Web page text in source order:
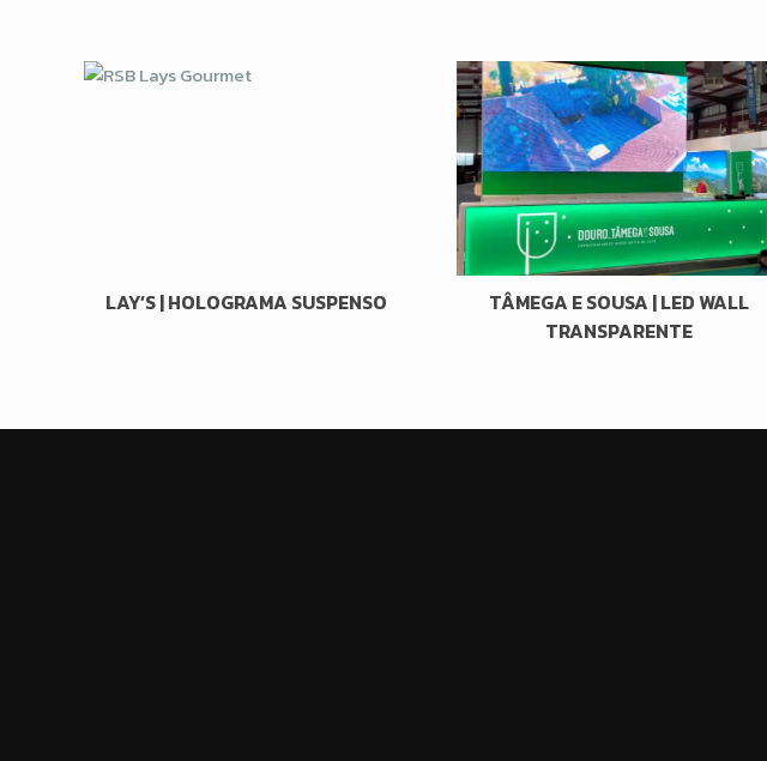
LAY’S | HOLOGRAMA SUSPENSO
TÂMEGA E SOUSA | LED WALL
TRANSPARENTE